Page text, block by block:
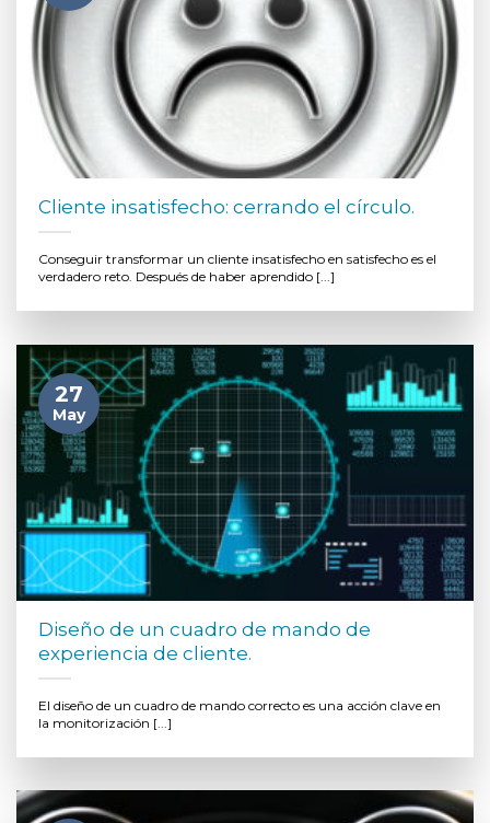
Cliente insatisfecho: cerrando el círculo.
Conseguir transformar un cliente insatisfecho en satisfecho es el
verdadero reto. Después de haber aprendido [...]
Diseño de un cuadro de mando de
experiencia de cliente.
El diseño de un cuadro de mando correcto es una acción clave en
la monitorización [...]
27
May